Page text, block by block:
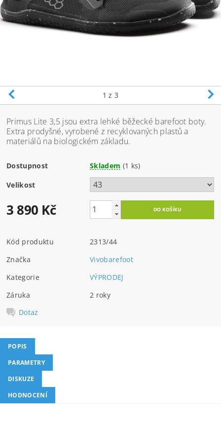
1 z 3
Primus Lite 3,5 jsou extra lehké běžecké barefoot boty.
Extra prodyšné, vyrobené z recyklovaných plastů a
materiálů na biologickém základu.
Dostupnost Skladem (1 ks)
Velikost
3 890 Kč
Kód produktu
2313/44
Značka
Vivobarefoot
Kategorie
VÝPRODEJ
Záruka
2 roky
Dotaz
POPIS
PARAMETRY
DISKUZE
HODNOCENÍ